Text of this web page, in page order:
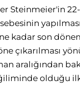
Steinmeier'in
kadar son
çıkarılması
aralığından
olduğu